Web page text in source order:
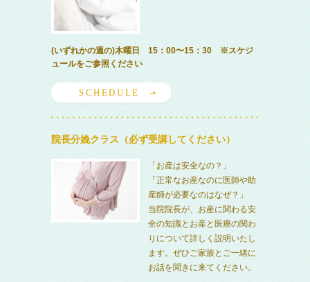
(いずれかの週の)木曜日 15：00〜15：30 ※スケジ
ュールをご参照ください
SCHEDULE
院長分娩クラス（必ず受講してください）
「お産は安全なの？」
「正常なお産なのに医師や助
産師が必要なのはなぜ？」
当院院長が、お産に関わる安
全の知識とお産と医療の関わ
りについて詳しく説明いたし
ます。ぜひご家族とご一緒に
お話を聞きに来てください。